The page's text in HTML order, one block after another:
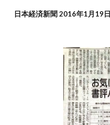
日本経済新聞 2016年1月19日